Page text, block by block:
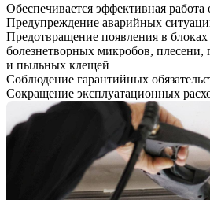
Обеспечивается эффективная работа
Предупреждение аварийных
Предотвращение появления в
болезнетворных микробов, плесени,
и пыльных клещей
Соблюдение гарантийных
Сокращение эксплуатационных